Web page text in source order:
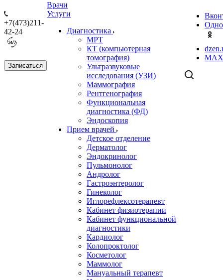
+7(473)211-
42-24
Записаться
Врачи
Услуги
Диагностика
МРТ
КТ (компьютерная
томография)
Ультразвуковые
исследования (УЗИ)
Маммография
Рентгенография
Функциональная
диагностика (ФД)
Эндоскопия
Прием врачей
Детское отделение
Дерматолог
Эндокринолог
Пульмонолог
Андролог
Гастроэнтеролог
Гинеколог
Иглорефлексотерапевт
Кабинет физиотерапии
Кабинет функциональной
диагностики
Кардиолог
Колопроктолог
Косметолог
Маммолог
Мануальный терапевт